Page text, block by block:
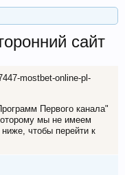
сайт
mostbet-online-pl-
Первого канала"
мы не имеем
чтобы перейти к